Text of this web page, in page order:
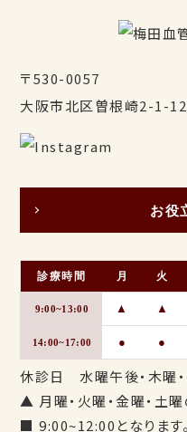
〒530-0057
大阪市北区曽根崎2-1-
お役
診療時間 月 火
9:00~13:00 ▲ ▲
14:00~17:00 ● ●
休診日 水曜午後・木曜・
▲ 月曜・火曜・金曜・土
■ 9:00~12:00となります。